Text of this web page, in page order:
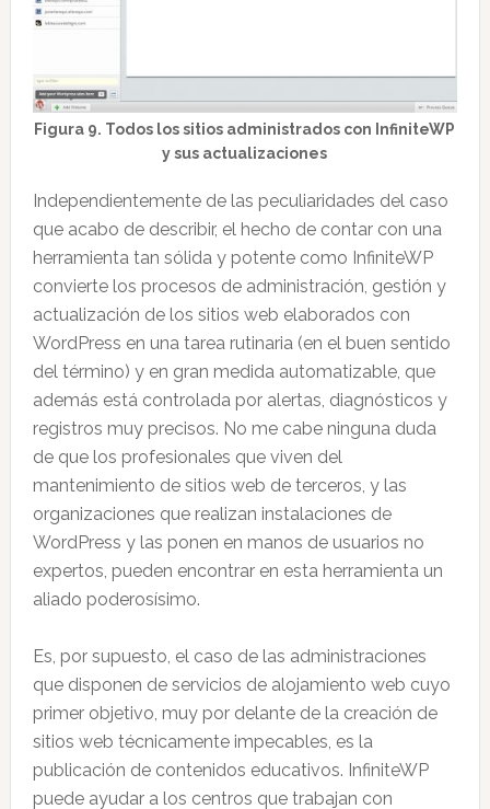
Figura 9. Todos los sitios administrados con InfiniteWP
y sus actualizaciones
Independientemente de las peculiaridades del caso
que acabo de describir, el hecho de contar con una
herramienta tan sólida y potente como InfiniteWP
convierte los procesos de administración, gestión y
actualización de los sitios web elaborados con
WordPress en una tarea rutinaria (en el buen sentido
del término) y en gran medida automatizable, que
además está controlada por alertas, diagnósticos y
registros muy precisos. No me cabe ninguna duda
de que los profesionales que viven del
mantenimiento de sitios web de terceros, y las
organizaciones que realizan instalaciones de
WordPress y las ponen en manos de usuarios no
expertos, pueden encontrar en esta herramienta un
aliado poderosísimo.
Es, por supuesto, el caso de las administraciones
que disponen de servicios de alojamiento web cuyo
primer objetivo, muy por delante de la creación de
sitios web técnicamente impecables, es la
publicación de contenidos educativos. InfiniteWP
puede ayudar a los centros que trabajan con